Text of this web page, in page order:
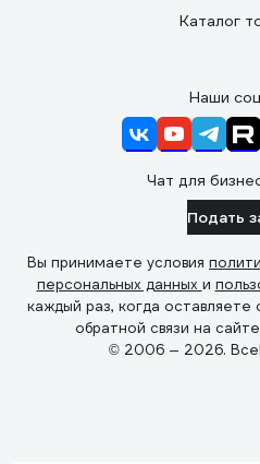
Каталог
Наши
Чат для
Подать
Вы принимаете условия
персональных данных и
каждый раз, когда
обратной связи на
© 2006 — 2026.